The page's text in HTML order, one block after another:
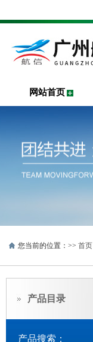
网站首页
您当前的位置：>> 首页
产品目录
产品搜索：